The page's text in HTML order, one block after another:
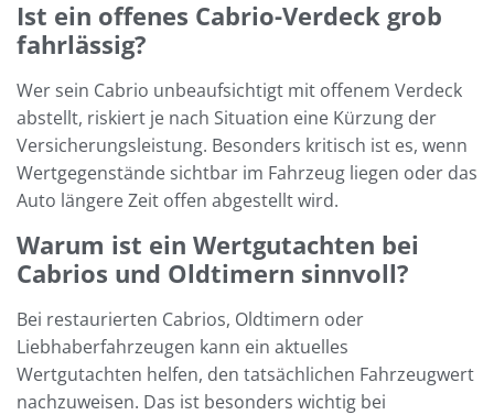
Ist ein offenes Cabrio-Verdeck grob
fahrlässig?
Wer sein Cabrio unbeaufsichtigt mit offenem Verdeck
abstellt, riskiert je nach Situation eine Kürzung der
Versicherungsleistung. Besonders kritisch ist es, wenn
Wertgegenstände sichtbar im Fahrzeug liegen oder das
Auto längere Zeit offen abgestellt wird.
Warum ist ein Wertgutachten bei
Cabrios und Oldtimern sinnvoll?
Bei restaurierten Cabrios, Oldtimern oder
Liebhaberfahrzeugen kann ein aktuelles
Wertgutachten helfen, den tatsächlichen Fahrzeugwert
nachzuweisen. Das ist besonders wichtig bei